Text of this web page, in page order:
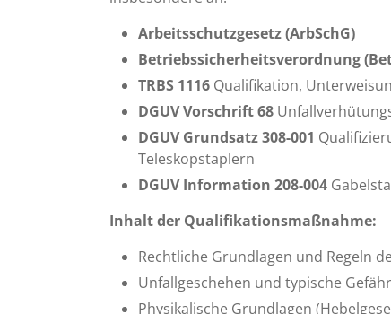
Arbeitsschutzgesetz (ArbSchG)
Betriebssicherheitsverordnung
TRBS 1116 Qualifikation,
DGUV Vorschrift 68
DGUV Grundsatz 308-001
Teleskopstaplern
DGUV Information 208-004
Inhalt der Qualifikationsmaßnahme:
Rechtliche Grundlagen und Regeln
Unfallgeschehen und typische
Physikalische Grundlagen